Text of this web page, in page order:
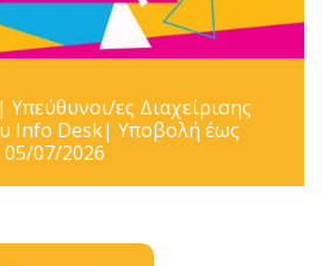
ες Διαχείρισης
Info Desk| Υποβολή έως
05/07/2026